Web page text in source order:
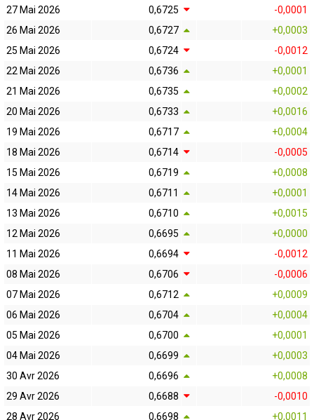
27 Mai 2026
0,6725
-0,0001
26 Mai 2026
0,6727
+0,0003
25 Mai 2026
0,6724
-0,0012
22 Mai 2026
0,6736
+0,0001
21 Mai 2026
0,6735
+0,0002
20 Mai 2026
0,6733
+0,0016
19 Mai 2026
0,6717
+0,0004
18 Mai 2026
0,6714
-0,0005
15 Mai 2026
0,6719
+0,0008
14 Mai 2026
0,6711
+0,0001
13 Mai 2026
0,6710
+0,0015
12 Mai 2026
0,6695
+0,0000
11 Mai 2026
0,6694
-0,0012
08 Mai 2026
0,6706
-0,0006
07 Mai 2026
0,6712
+0,0009
06 Mai 2026
0,6704
+0,0004
05 Mai 2026
0,6700
+0,0001
04 Mai 2026
0,6699
+0,0003
30 Avr 2026
0,6696
+0,0008
29 Avr 2026
0,6688
-0,0010
28 Avr 2026
0,6698 +0,0011